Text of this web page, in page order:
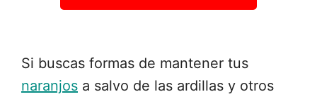
Si buscas formas de mantener tus
naranjos a salvo de las ardillas y otros